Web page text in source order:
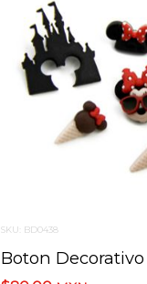
SKU: BD0438